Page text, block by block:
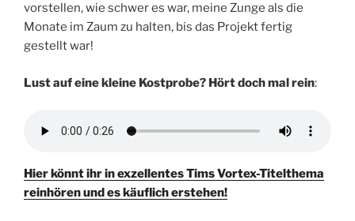
vorstellen, wie schwer es war, meine Zunge als die
Monate im Zaum zu halten, bis das Projekt fertig
gestellt war!
Lust auf eine kleine Kostprobe? Hört doch mal rein:
Hier könnt ihr in exzellentes Tims Vortex-Titelthema
reinhören und es käuflich erstehen!